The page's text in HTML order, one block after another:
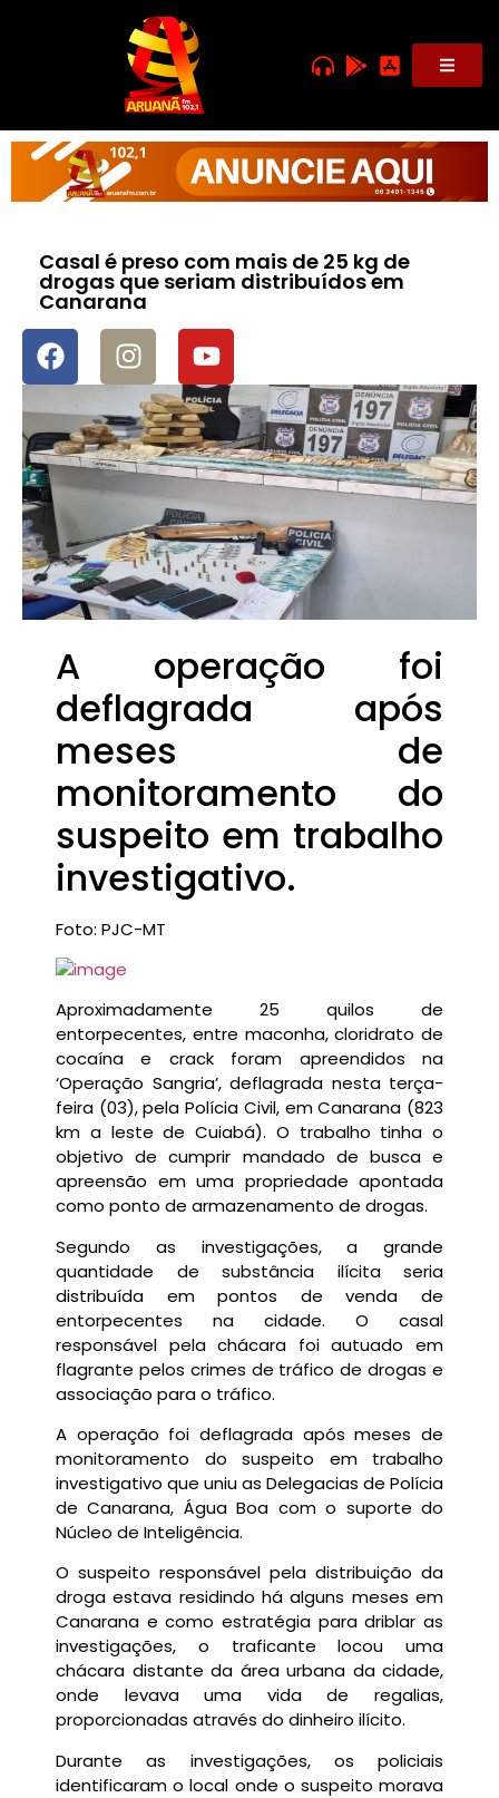
Casal é preso com mais de 25 kg de
drogas que seriam distribuídos em
Canarana
A operação foi
deflagrada após
meses de
monitoramento do
suspeito em trabalho
investigativo.
Foto: PJC-MT
Aproximadamente 25 quilos de
entorpecentes, entre maconha, cloridrato de
cocaína e crack foram apreendidos na
‘Operação Sangria’, deflagrada nesta terça-
feira (03), pela Polícia Civil, em Canarana (823
km a leste de Cuiabá). O trabalho tinha o
objetivo de cumprir mandado de busca e
apreensão em uma propriedade apontada
como ponto de armazenamento de drogas.
Segundo as investigações, a grande
quantidade de substância ilícita seria
distribuída em pontos de venda de
entorpecentes na cidade. O casal
responsável pela chácara foi autuado em
flagrante pelos crimes de tráfico de drogas e
associação para o tráfico.
A operação foi deflagrada após meses de
monitoramento do suspeito em trabalho
investigativo que uniu as Delegacias de Polícia
de Canarana, Água Boa com o suporte do
Núcleo de Inteligência.
O suspeito responsável pela distribuição da
droga estava residindo há alguns meses em
Canarana e como estratégia para driblar as
investigações, o traficante locou uma
chácara distante da área urbana da cidade,
onde levava uma vida de regalias,
proporcionadas através do dinheiro ilícito.
Durante as investigações, os policiais
identificaram o local onde o suspeito morava